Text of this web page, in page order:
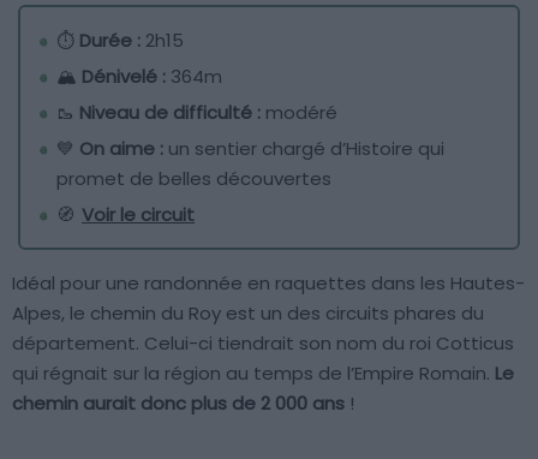
⏱ Durée : 2h15
🏔 Dénivelé : 364m
🥾 Niveau de difficulté : modéré
💙 On aime : un sentier chargé d’Histoire qui
promet de belles découvertes
🧭 Voir le circuit
Idéal pour une randonnée en raquettes dans les Hautes-
Alpes, le chemin du Roy est un des circuits phares du
département. Celui-ci tiendrait son nom du roi Cotticus
qui régnait sur la région au temps de l’Empire Romain. Le
chemin aurait donc plus de 2 000 ans !